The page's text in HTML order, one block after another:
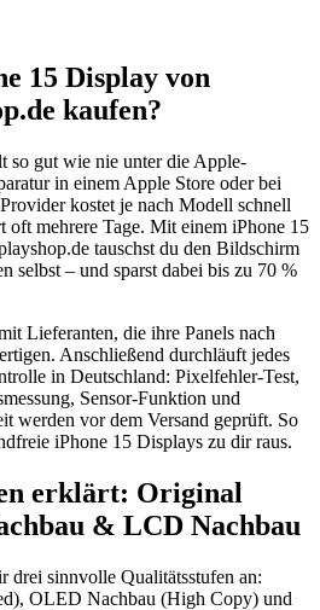
15 Display von
kaufen?
so gut wie nie unter die Apple-
in einem Apple Store oder bei
kostet je nach Modell schnell
oft mehrere Tage. Mit einem iPhone 15
tauschst du den Bildschirm
selbst – und sparst dabei bis zu 70 %
Lieferanten, die ihre Panels nach
Anschließend durchläuft jedes
in Deutschland: Pixelfehler-Test,
Sensor-Funktion und
werden vor dem Versand geprüft. So
iPhone 15 Displays zu dir raus.
erklärt: Original
& LCD Nachbau
drei sinnvolle Qualitätsstufen an:
OLED Nachbau (High Copy) und